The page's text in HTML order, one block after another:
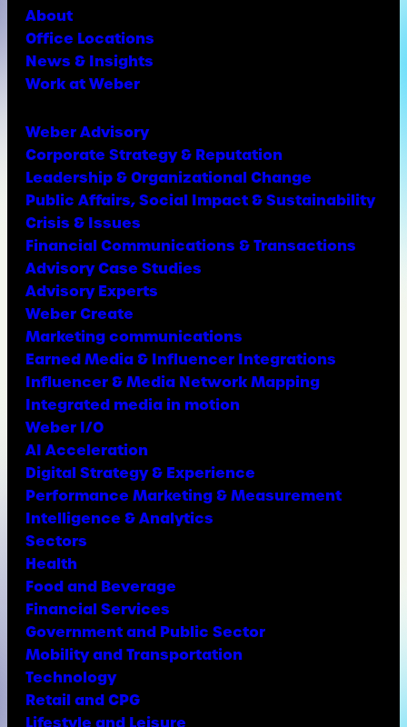
About
Office Locations
News & Insights
Work at Weber
Weber Advisory
Corporate Strategy & Reputation
Leadership & Organizational Change
Public Affairs, Social Impact & Sustainability
Crisis & Issues
Financial Communications & Transactions
Advisory Case Studies
Advisory Experts
Weber Create
Marketing communications
Earned Media & Influencer Integrations
Influencer & Media Network Mapping
Integrated media in motion
Weber I/O
AI Acceleration
Digital Strategy & Experience
Performance Marketing & Measurement
Intelligence & Analytics
Sectors
Health
Food and Beverage
Financial Services
Government and Public Sector
Mobility and Transportation
Technology
Retail and CPG
Lifestyle and Leisure